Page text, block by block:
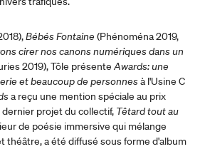
Bébés Fontaine (Phénoména 2019,
cirer nos canons numériques dans un
2019), Tôle présente Awards: une
et beaucoup de personnes à l'Usine C
a reçu une mention spéciale au prix
projet du collectif, Têtard tout au
de poésie immersive qui mélange
théâtre, a été diffusé sous forme d'album